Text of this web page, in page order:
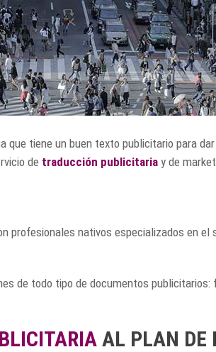
que tiene un buen texto publicitario para
de traducción publicitariay de
profesionales nativos especializados en
de todo tipo de documentos
AL PLAN DE